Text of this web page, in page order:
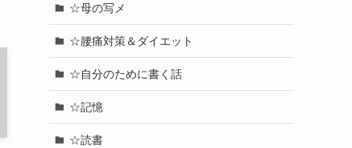
☆母の写メ
☆腰痛対策＆ダイエット
☆自分のために書く話
☆記憶
☆読書